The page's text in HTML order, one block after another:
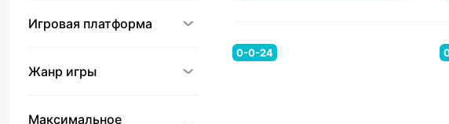
Игровая платформа
Жанр игры
Максимальное
0-0-24